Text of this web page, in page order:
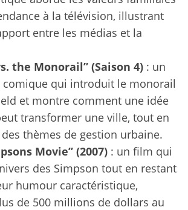
à la télévision, illustrant
entre les médias et la
the Monorail” (Saison 4): un
comique qui introduit le monorail
et montre comment une idée
transformer une ville, tout en
thèmes de gestion urbaine.
Movie” (2007): un film qui
des Simpson tout en restant
humour caractéristique,
de 500 millions de dollars au